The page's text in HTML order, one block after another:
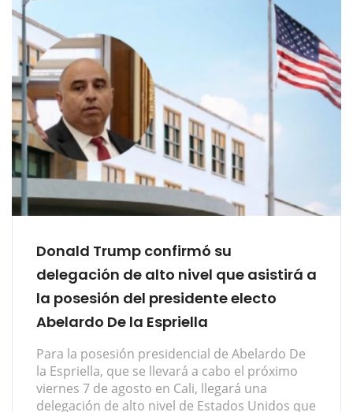
Donald Trump confirmó su
delegación de alto nivel que asistirá a
la posesión del presidente electo
Abelardo De la Espriella
Para la posesión presidencial de Abelardo De
la Espriella, que se llevará a cabo el próximo
viernes 7 de agosto en Cali, llegará una
delegación de alto nivel de Estados Unidos que